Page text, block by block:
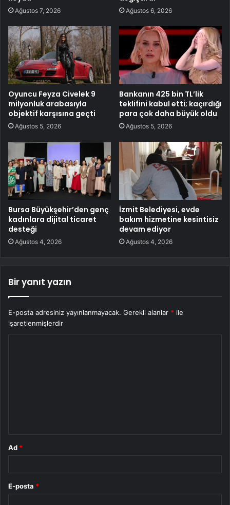
Ağustos 7, 2026 Ağustos 6, 2026
Oyuncu Feyza Civelek 9
milyonluk arabasıyla
objektif karşısına geçti
Ağustos 5, 2026
Bankanın 425 bin TL’lik
teklifini kabul etti; kaçırdığı
para çok daha büyük oldu
Ağustos 5, 2026
Bursa Büyükşehir’den genç
kadınlara dijital ticaret
desteği
Ağustos 4, 2026
İzmit Belediyesi, evde
bakım hizmetine kesintisiz
devam ediyor
Ağustos 4, 2026
Bir yanıt yazın
E-posta adresiniz yayınlanmayacak. Gerekli alanlar * ile
işaretlenmişlerdir
Ad *
E-posta *